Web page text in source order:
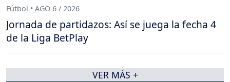
Fútbol • AGO 6 / 2026
Jornada de partidazos: Así se juega la fecha 4
de la Liga BetPlay
VER MÁS +